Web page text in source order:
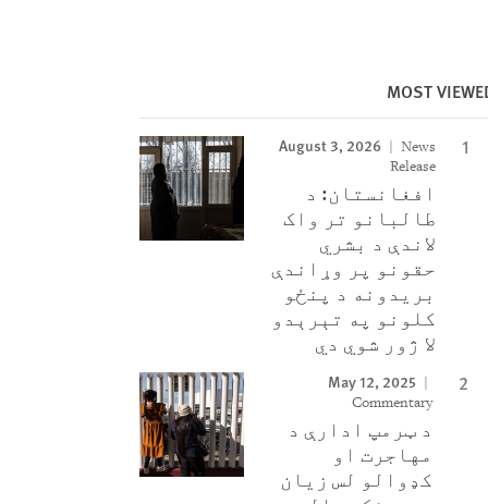
MOST
August 3, 2026
News
Release
افغانستان: د
طالبانو تر واک
لاندې د بشري
حقونو پر وړاندې
بریدونه د پنځو
کلونو په تېرېدو
لا ژور شوي دي
May 12, 2025
Commentary
د ټرمپ ادارې د
مهاجرت او
کډوالو لس زیان